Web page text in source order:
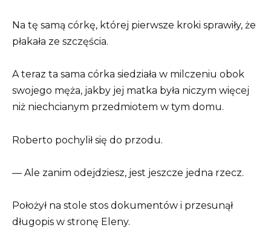
Na tę samą córkę, której pierwsze kroki sprawiły, że
płakała ze szczęścia.
A teraz ta sama córka siedziała w milczeniu obok
swojego męża, jakby jej matka była niczym więcej
niż niechcianym przedmiotem w tym domu.
Roberto pochylił się do przodu.
— Ale zanim odejdziesz, jest jeszcze jedna rzecz.
Położył na stole stos dokumentów i przesunął
długopis w stronę Eleny.